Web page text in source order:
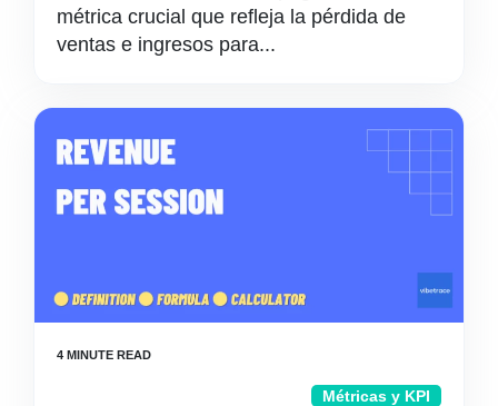
métrica crucial que refleja la pérdida de
ventas e ingresos para...
Métricas y KPI